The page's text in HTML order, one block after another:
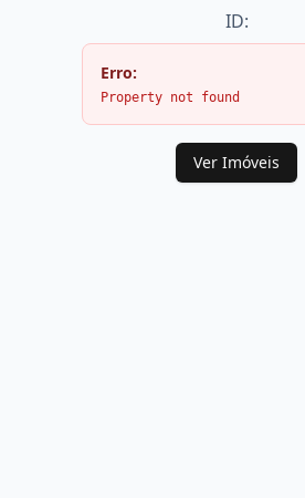
ID:
Erro:
Property not found
Ver Imóveis